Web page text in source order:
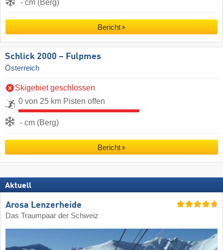
- cm (Berg)
Bericht
Schlick 2000 – Fulpmes
Österreich
Skigebiet geschlossen
0 von 25 km Pisten offen
- cm (Berg)
Bericht
Aktuell
Arosa Lenzerheide
Das Traumpaar der Schweiz